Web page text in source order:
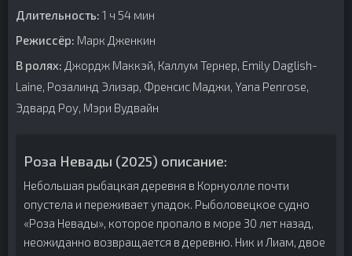
Длительность: 1 ч 54 мин
Режиссёр: Марк Дженкин
В ролях: Джордж Маккэй, Каллум Тернер, Emily Daglish-
Laine, Розалинд Элизар, Френсис Маджи, Yana Penrose,
Эдвард Роу, Мэри Вудвайн
Роза Невады (2025) описание:
Небольшая рыбацкая деревня в Корнуолле почти
опустела и переживает упадок. Рыболовецкое судно
«Роза Невады», которое пропало в море 30 лет назад,
неожиданно возвращается в деревню. Ник и Лиам, двое